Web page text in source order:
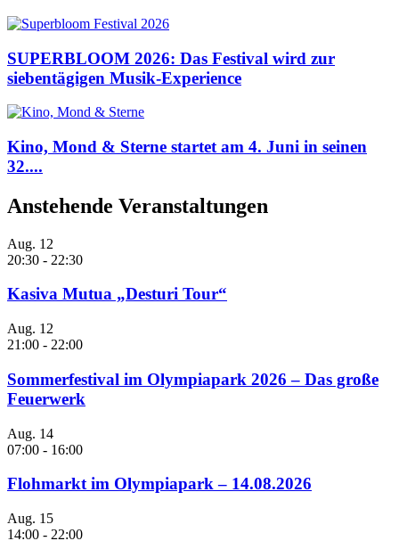
SUPERBLOOM 2026: Das Festival wird zur
siebentägigen Musik-Experience
Kino, Mond & Sterne startet am 4. Juni in seinen
32....
Anstehende Veranstaltungen
Aug. 12
20:30 - 22:30
Kasiva Mutua „Desturi Tour“
Aug. 12
21:00 - 22:00
Sommerfestival im Olympiapark 2026 – Das große
Feuerwerk
Aug. 14
07:00 - 16:00
Flohmarkt im Olympiapark – 14.08.2026
Aug. 15
14:00 - 22:00